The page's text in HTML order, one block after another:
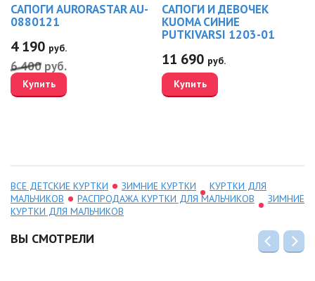
САПОГИ AURORASTAR AU-
0880121
4 190 руб.
6 400 руб.
Купить
САПОГИ И ДЕВОЧЕК
KUOMA СИНИЕ
PUTKIVARSI 1203-01
11 690 руб.
Купить
ВСЕ ДЕТСКИЕ КУРТКИ ЗИМНИЕ КУРТКИ
КУРТКИ ДЛЯ
МАЛЬЧИКОВ
РАСПРОДАЖА КУРТКИ ДЛЯ МАЛЬЧИКОВ
ЗИМНИЕ
КУРТКИ ДЛЯ МАЛЬЧИКОВ
ВЫ СМОТРЕЛИ